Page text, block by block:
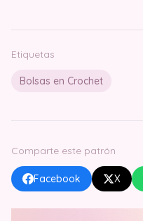
Etiquetas
Bolsas en Crochet
Comparte este patrón
Facebook X